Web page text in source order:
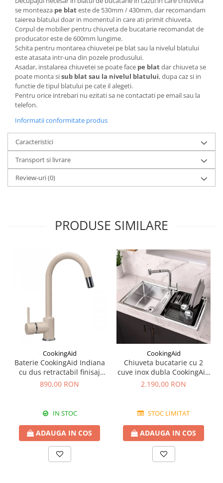
se monteaza pe blateste de 530mm / 430mm, dar recomandam
taierea blatului doar in momentul in care ati primit chiuveta.
Corpul de mobilier pentru chiuveta de bucatarie recomandat de
producator este de 600mm lungime.
Schita pentru montarea chiuvetei pe blat sau la nivelul blatului
este atasata intr-una din pozele produsului.
Asadar, instalarea chiuvetei se poate face pe blatdar chiuveta se
poate monta sisub blat sau la nivelul blatului, dupa caz si in
functie de tipul blatului pe cate il alegeti.
Pentru orice intrebari nu ezitati sa ne contactati pe email sau la
telefon.
Informatii conformitate produs
Caracteristici
Transport si livrare
Review-uri(0)
PRODUSE SIMILARE
CookingAid
Baterie CookingAid Indiana
cu dus retractabil finisaj
granit Bej Pigmentat /
890,00 RON
IN STOC
ADAUGA IN COS
CookingAid
Chiuveta bucatarie cu 2
cuve inox dubla CookingAid
FUSION 86BB
2.190,00 RON
STOC LIMITAT
ADAUGA IN COS